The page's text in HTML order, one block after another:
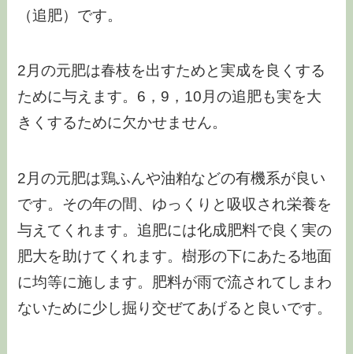
（追肥）です。
2月の元肥は春枝を出すためと実成を良くする
ために与えます。6，9，10月の追肥も実を大
きくするために欠かせません。
2月の元肥は鶏ふんや油粕などの有機系が良い
です。その年の間、ゆっくりと吸収され栄養を
与えてくれます。追肥には化成肥料で良く実の
肥大を助けてくれます。樹形の下にあたる地面
に均等に施します。肥料が雨で流されてしまわ
ないために少し掘り交ぜてあげると良いです。